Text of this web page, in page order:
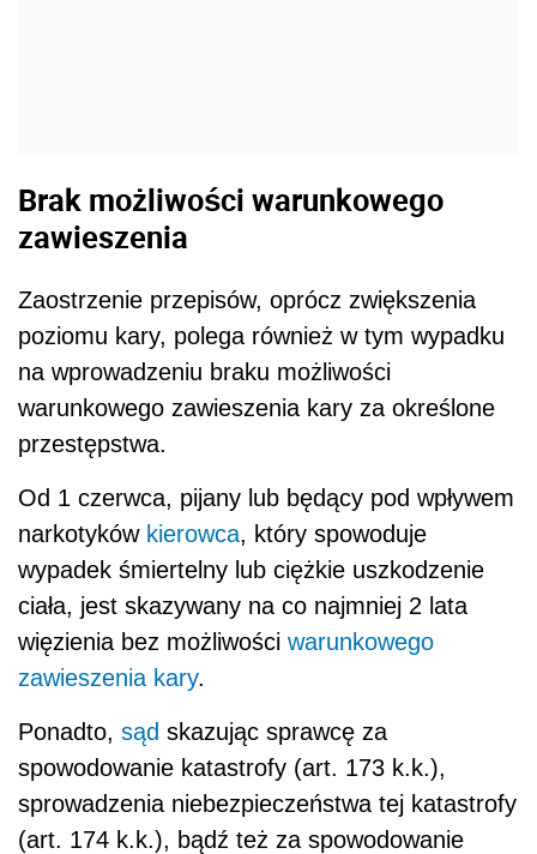
Brak możliwości warunkowego
zawieszenia
Zaostrzenie przepisów, oprócz zwiększenia
poziomu kary, polega również w tym wypadku
na wprowadzeniu braku możliwości
warunkowego zawieszenia kary za określone
przestępstwa.
Od 1 czerwca, pijany lub będący pod wpływem
narkotyków kierowca, który spowoduje
wypadek śmiertelny lub ciężkie uszkodzenie
ciała, jest skazywany na co najmniej 2 lata
więzienia bez możliwości warunkowego
zawieszenia kary.
Ponadto, sąd skazując sprawcę za
spowodowanie katastrofy (art. 173 k.k.),
sprowadzenia niebezpieczeństwa tej katastrofy
(art. 174 k.k.), bądź też za spowodowanie